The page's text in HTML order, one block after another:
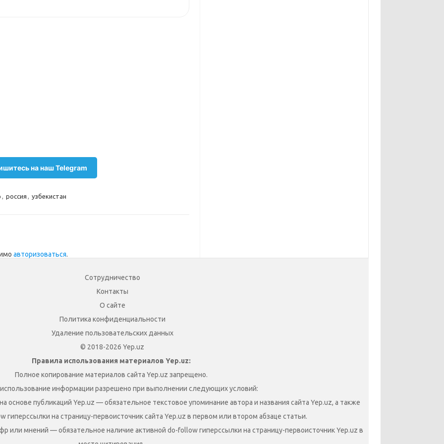
на наш Telegram
, россия , узбекистан
авторизоваться.
Сотрудничество
Контакты
О сайте
Политика конфиденциальности
Удаление пользовательских данных
© 2018-2026 Yep.uz
Правила использования материалов Yep.uz:
Полное копирование материалов сайта Yep.uz запрещено.
информации разрешено при выполнении следующих условий:
основе публикаций Yep.uz — обязательное текстовое упоминание автора и названия сайта Yep.uz, а также
гиперссылки на страницу-первоисточник сайта Yep.uz в первом или втором абзаце статьи.
или мнений — обязательное наличие активной do-follow гиперссылки на страницу-первоисточник Yep.uz в